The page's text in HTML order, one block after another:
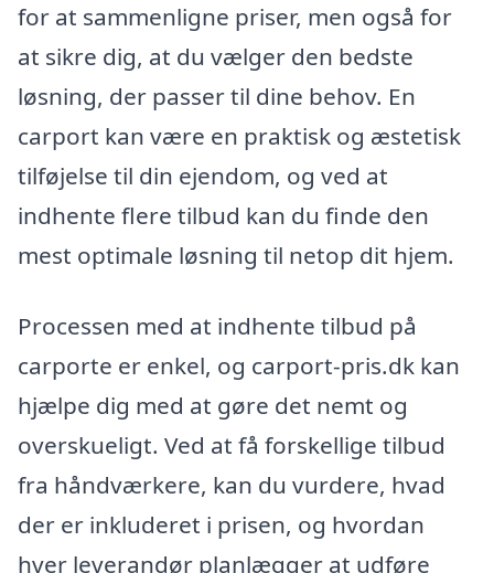
for at sammenligne priser, men også for
at sikre dig, at du vælger den bedste
løsning, der passer til dine behov. En
carport kan være en praktisk og æstetisk
tilføjelse til din ejendom, og ved at
indhente flere tilbud kan du finde den
mest optimale løsning til netop dit hjem.
Processen med at indhente tilbud på
carporte er enkel, og carport-pris.dk kan
hjælpe dig med at gøre det nemt og
overskueligt. Ved at få forskellige tilbud
fra håndværkere, kan du vurdere, hvad
der er inkluderet i prisen, og hvordan
hver leverandør planlægger at udføre